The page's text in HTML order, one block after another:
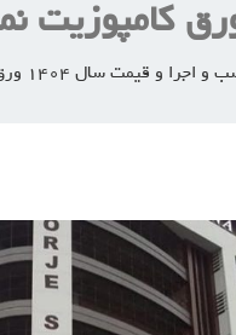
و قيمت سال ١٤٠٤ ورق کامپوزیت نما